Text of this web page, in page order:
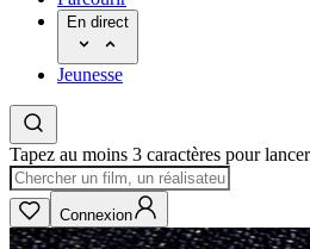
En direct
Jeunesse
Tapez au moins 3 caractères pour
Connexion